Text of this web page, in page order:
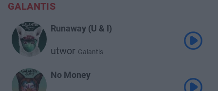
GALANTIS
Runaway (U & I)
utwor Galantis
No Money